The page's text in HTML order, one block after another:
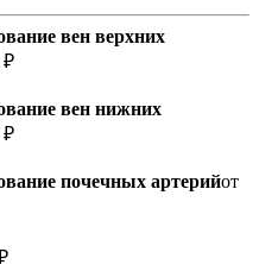
вен верхних
₽
вен нижних
₽
почечных артерийот